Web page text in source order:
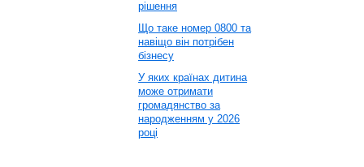
рішення
Що таке номер 0800 та
навіщо він потрібен
бізнесу
У яких країнах дитина
може отримати
громадянство за
народженням у 2026
році